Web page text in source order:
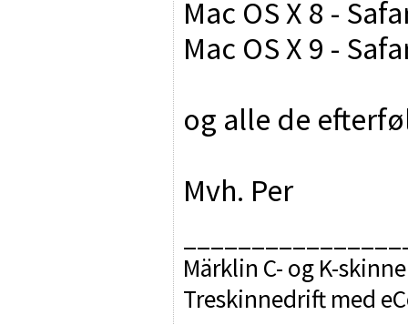
Mac OS X 8 -
Mac OS X 9 -
og alle de
Mvh. Per
Märklin C- og K-
Treskinnedrift med